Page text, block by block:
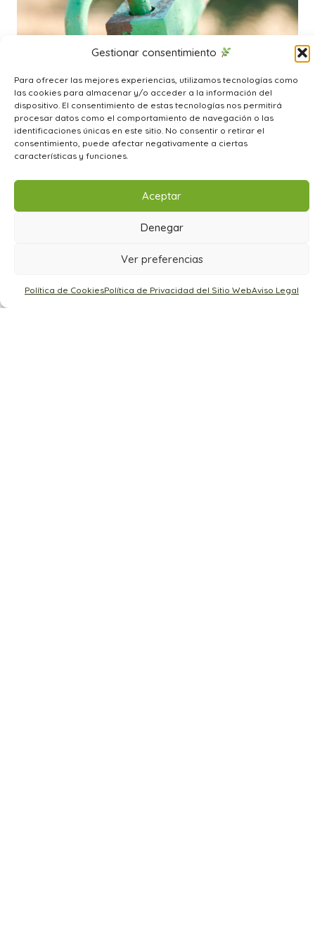
Gestionar consentimiento
Para ofrecer las mejores experiencias, utilizamos tecnologías como
las cookies para almacenar y/o acceder a la información del
dispositivo. El consentimiento de estas tecnologías nos permitirá
procesar datos como el comportamiento de navegación o las
identificaciones únicas en este sitio. No consentir o retirar el
consentimiento, puede afectar negativamente a ciertas
características y funciones.
Aceptar
Denegar
Ver preferencias
Política de CookiesPolítica de Privacidad del Sitio WebAviso Legal